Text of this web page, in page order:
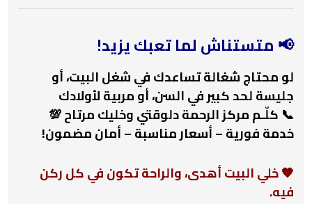
📢 متستناش لما تعبك يزيد!
لو محتاج شغالة تساعدك في شغل البيت، أو
جليسة لحد كبير في السن، أو مربية لأولادك
📞 كلّـم مركز الرحمة دلوقتي وخليك مرتاح 💯
خدمة فورية – أسعار مناسبة – أمان مضمون!
🧡 خلي البيت أهدى، والراحة تكون في كل ركن
فيه.